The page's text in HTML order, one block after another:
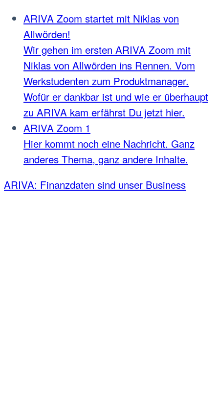
ARIVA Zoom startet mit Niklas von
Allwörden!
Wir gehen im ersten ARIVA Zoom mit
Niklas von Allwörden ins Rennen. Vom
Werkstudenten zum Produktmanager.
Wofür er dankbar ist und wie er überhaupt
zu ARIVA kam erfährst Du jetzt hier.
ARIVA Zoom 1
Hier kommt noch eine Nachricht. Ganz
anderes Thema, ganz andere Inhalte.
ARIVA: Finanzdaten sind unser Business